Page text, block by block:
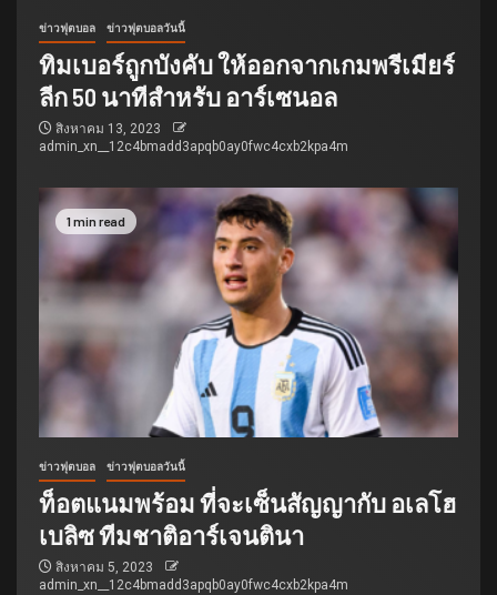
ข่าวฟุตบอล ข่าวฟุตบอลวันนี้
ทิมเบอร์ถูกบังคับ ให้ออกจากเกมพรีเมียร์
ลีก 50 นาทีสำหรับ อาร์เซนอล
สิงหาคม 13, 2023
admin_xn__12c4bmadd3apqb0ay0fwc4cxb2kpa4m
1 min read
ข่าวฟุตบอล ข่าวฟุตบอลวันนี้
ท็อตแนมพร้อม ที่จะเซ็นสัญญากับ อเลโฮ
เบลิซ ทีมชาติอาร์เจนตินา
สิงหาคม 5, 2023
admin_xn__12c4bmadd3apqb0ay0fwc4cxb2kpa4m